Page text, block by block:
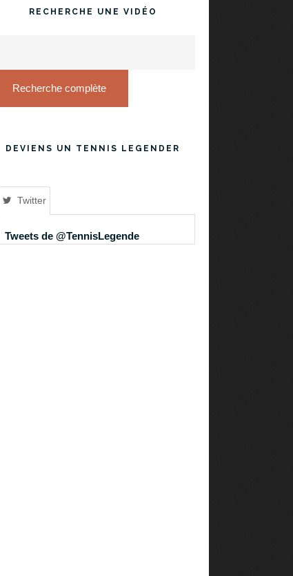
RECHERCHE UNE VIDÉO
Recherche complète
DEVIENS UN TENNIS LEGENDER
Twitter
Tweets de @TennisLegende